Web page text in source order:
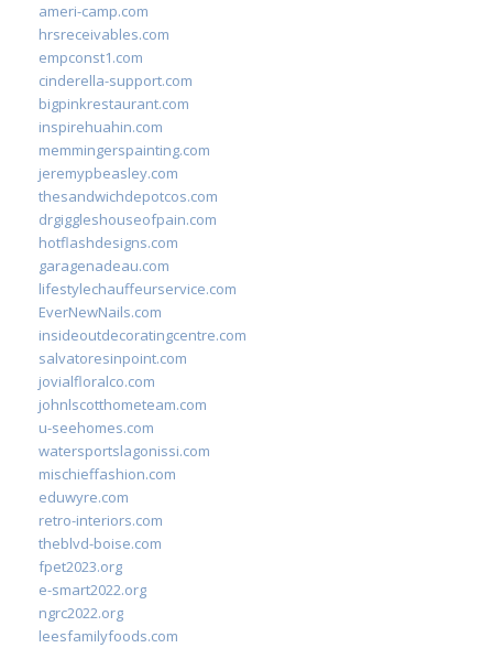
ameri-camp.com
hrsreceivables.com
empconst1.com
cinderella-support.com
bigpinkrestaurant.com
inspirehuahin.com
memmingerspainting.com
jeremypbeasley.com
thesandwichdepotcos.com
drgiggleshouseofpain.com
hotflashdesigns.com
garagenadeau.com
lifestylechauffeurservice.com
EverNewNails.com
insideoutdecoratingcentre.com
salvatoresinpoint.com
jovialfloralco.com
johnlscotthometeam.com
u-seehomes.com
watersportslagonissi.com
mischieffashion.com
eduwyre.com
retro-interiors.com
theblvd-boise.com
fpet2023.org
e-smart2022.org
ngrc2022.org
leesfamilyfoods.com